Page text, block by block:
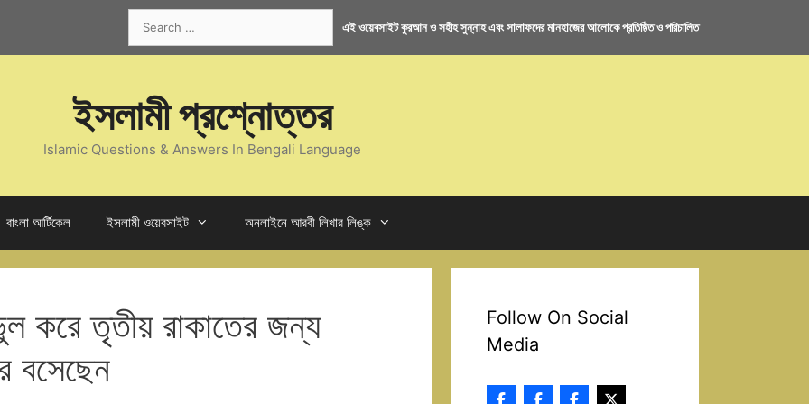
for:
এই ওয়েবসাইট কুরআন ও সহীহ সুন্নাহ এবং সালাফদের মানহাজের আলোকে প্রতিষ্ঠিত ও পরিচালিত
ইসলামী প্রশ্নোত্তর
Islamic Questions & Answers In Bengali Language
বাংলা আর্টিকেল ইসলামী ওয়েবসাইট অনলাইনে আরবী লিখার লিঙ্ক
করে তৃতীয় রাকাতের জন্য
বসেছেন
Follow On Social
Media